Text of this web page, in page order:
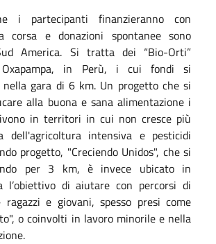
i partecipanti finanzieranno con
corsa e donazioni spontanee sono
America. Si tratta dei “Bio-Orti”
in Perù, i cui fondi si
nella gara di 6 km. Un progetto che si
alla buona e sana alimentazione i
in territori in cui non cresce più
dell'agricoltura intensiva e pesticidi
progetto, "Creciendo Unidos", che si
per 3 km, è invece ubicato in
l’obiettivo di aiutare con percorsi di
ragazzi e giovani, spesso presi come
o coinvolti in lavoro minorile e nella